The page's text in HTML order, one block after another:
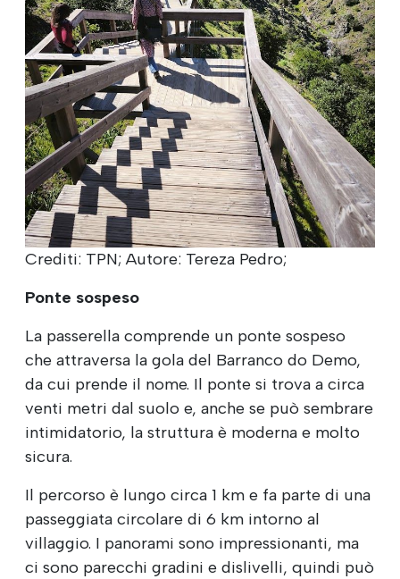
Crediti: TPN; Autore: Tereza Pedro;
Ponte sospeso
La passerella comprende un ponte sospeso
che attraversa la gola del Barranco do Demo,
da cui prende il nome. Il ponte si trova a circa
venti metri dal suolo e, anche se può sembrare
intimidatorio, la struttura è moderna e molto
sicura.
Il percorso è lungo circa 1 km e fa parte di una
passeggiata circolare di 6 km intorno al
villaggio. I panorami sono impressionanti, ma
ci sono parecchi gradini e dislivelli, quindi può